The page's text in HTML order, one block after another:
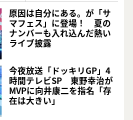
原因は自分にある。が「サ
マフェス」に登場！ 夏の
ナンバーも入れ込んだ熱い
ライブ披露
今夜放送「ドッキリGP」4
時間テレビSP 東野幸治が
MVPに向井康二を指名「存
在は大きい」